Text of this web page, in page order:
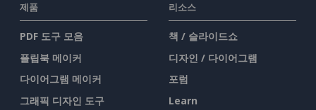
제품
PDF 도구 모음
플립북 메이커
다이어그램 메이커
그래픽 디자인 도구
리소스
책 / 슬라이드쇼
디자인 / 다이어그램
포럼
Learn